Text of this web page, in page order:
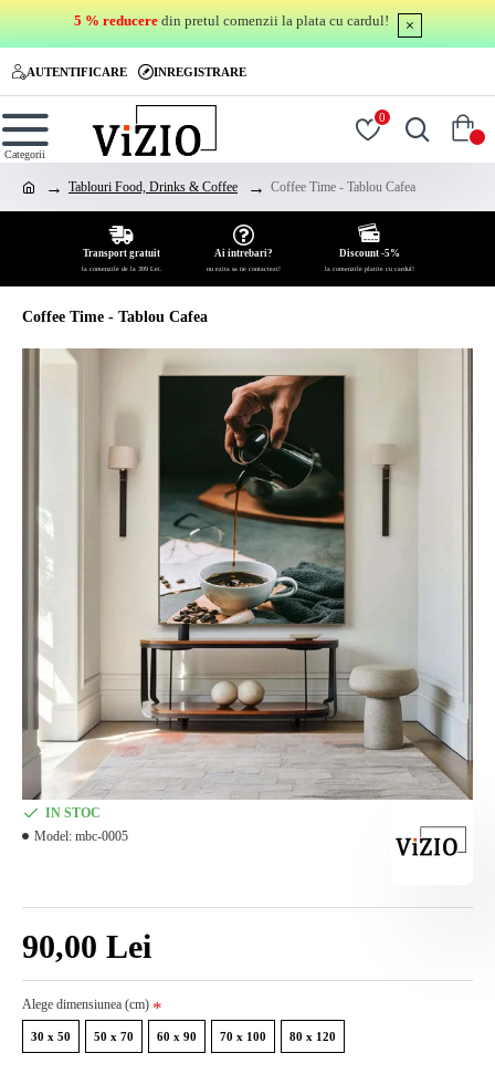
5 % reducere din pretul comenzii la plata cu cardul!
AUTENTIFICARE INREGISTRARE
0
Tablouri Food, Drinks & Coffee Coffee Time - Tablou Cafea
Transport gratuit
la comenzile de la 399 Lei.
Ai intrebari?
nu ezita sa ne contactezi!
Discount -5%
la comenzile platite cu cardul!
Coffee Time - Tablou Cafea
90,00 Lei
IN STOC
Model: mbc-0005
Alege dimensiunea (cm)
30 x 50 50 x 70 60 x 90 70 x 100 80 x 120